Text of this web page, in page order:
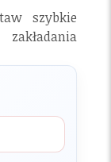
szybkie